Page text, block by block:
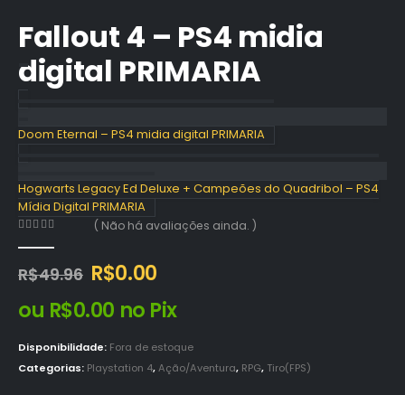
Fallout 4 – PS4 midia
digital PRIMARIA
Doom Eternal – PS4 midia digital PRIMARIA
Hogwarts Legacy Ed Deluxe + Campeões do Quadribol – PS4
Mídia Digital PRIMARIA
( Não há avaliações ainda. )
R$49.96 O
original
R$49.96.
R$0.00O
atual
R$0.00.
ou R$0.00 no Pix
Disponibilidade: Fora de estoque
Categorias: Playstation 4,Ação/Aventura, RPG, Tiro(FPS)